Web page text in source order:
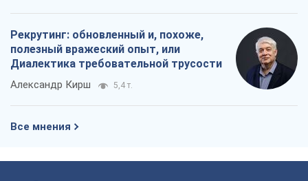
Рекрутинг: обновленный и, похоже,
полезный вражеский опыт, или
Диалектика требовательной трусости
Александр Кирш 5,4 т.
Все мнения